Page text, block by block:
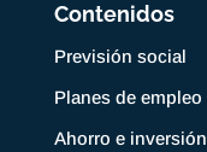
Contenidos
Previsión social
Planes de empleo
Ahorro e inversión